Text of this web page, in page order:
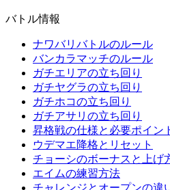
バトル情報
ナワバリバトルのルール
バンカラマッチのルール
ガチエリアの立ち回り
ガチヤグラの立ち回り
ガチホコの立ち回り
ガチアサリの立ち回り
昇格戦の仕様と必要ポイン
ウデマエ降格とリセット
チョーシのボーナスと上げ
エイムの練習方法
チャレンジとオープンの違